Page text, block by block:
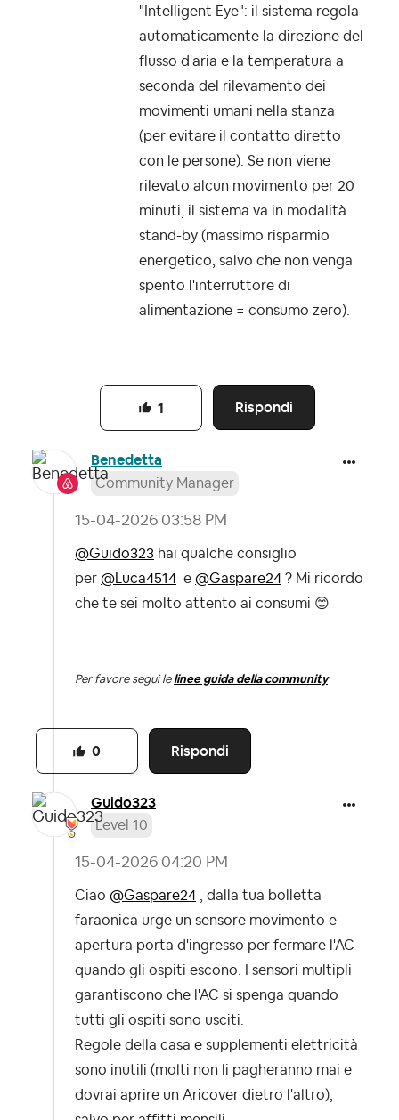
"Intelligent Eye": il sistema regola
automaticamente la direzione del
flusso d'aria e la temperatura a
seconda del rilevamento dei
movimenti umani nella stanza
(per evitare il contatto diretto
con le persone). Se non viene
rilevato alcun movimento per 20
minuti, il sistema va in modalità
stand-by (massimo risparmio
energetico, salvo che non venga
spento l'interruttore di
alimentazione = consumo zero).
Rispondi
1
Benedetta
Community Manager
‎15-04-2026 03:58 PM
@Guido323 hai qualche consiglio
per @Luca4514 e @Gaspare24 ? Mi ricordo
che te sei molto attento ai consumi 😊
-----
Per favore segui le linee guida della community
Rispondi
0
Guido323
Level 10
‎15-04-2026 04:20 PM
Ciao @Gaspare24 , dalla tua bolletta
faraonica urge un sensore movimento e
apertura porta d'ingresso per fermare l'AC
quando gli ospiti escono. I sensori multipli
garantiscono che l'AC si spenga quando
tutti gli ospiti sono usciti.
Regole della casa e supplementi elettricità
sono inutili (molti non li pagheranno mai e
dovrai aprire un Aricover dietro l'altro),